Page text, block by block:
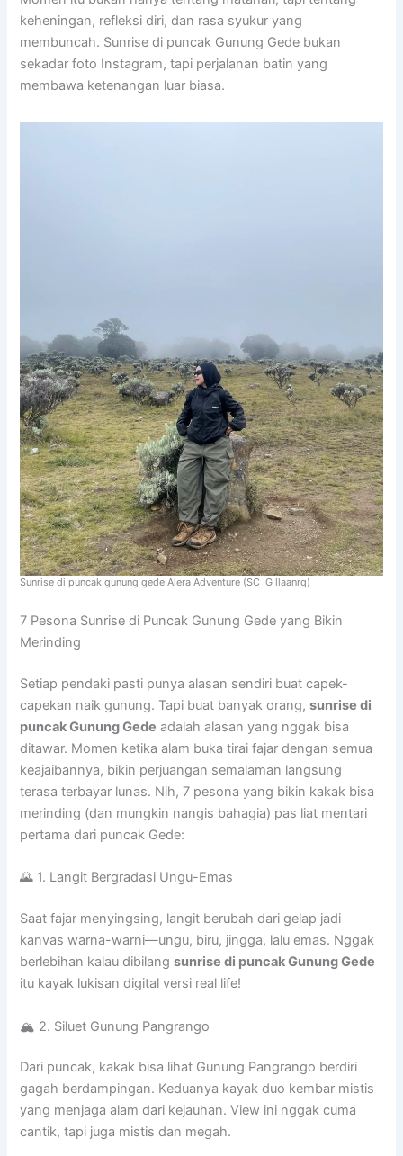
keheningan, refleksi diri, dan rasa syukur yang
membuncah. Sunrise di puncak Gunung Gede bukan
sekadar foto Instagram, tapi perjalanan batin yang
membawa ketenangan luar biasa.
Sunrise di puncak gunung gede Alera Adventure (SC IG llaanrq)
7 Pesona Sunrise di Puncak Gunung Gede yang Bikin
Merinding
Setiap pendaki pasti punya alasan sendiri buat capek-
capekan naik gunung. Tapi buat banyak orang,sunrise di
puncak Gunung Gede adalah alasan yang nggak bisa
ditawar. Momen ketika alam buka tirai fajar dengan semua
keajaibannya, bikin perjuangan semalaman langsung
terasa terbayar lunas. Nih, 7 pesona yang bikin kakak bisa
merinding (dan mungkin nangis bahagia) pas liat mentari
pertama dari puncak Gede:
🌄 1. Langit Bergradasi Ungu-Emas
Saat fajar menyingsing, langit berubah dari gelap jadi
kanvas warna-warni—ungu, biru, jingga, lalu emas. Nggak
berlebihan kalau dibilangsunrise di puncak Gunung Gede
itu kayak lukisan digital versi real life!
🏔️ 2. Siluet Gunung Pangrango
Dari puncak, kakak bisa lihat Gunung Pangrango berdiri
gagah berdampingan. Keduanya kayak duo kembar mistis
yang menjaga alam dari kejauhan. View ini nggak cuma
cantik, tapi juga mistis dan megah.